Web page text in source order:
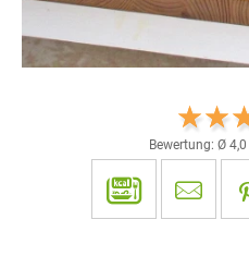
Bewertung: Ø 4,0